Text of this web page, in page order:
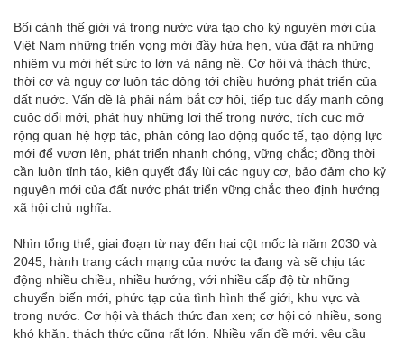
Bối cảnh thế giới và trong nước vừa tạo cho kỷ nguyên mới của
Việt Nam những triển vọng mới đầy hứa hẹn, vừa đặt ra những
nhiệm vụ mới hết sức to lớn và nặng nề. Cơ hội và thách thức,
thời cơ và nguy cơ luôn tác động tới chiều hướng phát triển của
đất nước. Vấn đề là phải nắm bắt cơ hội, tiếp tục đấy mạnh công
cuộc đổi mới, phát huy những lợi thế trong nước, tích cực mở
rộng quan hệ hợp tác, phân công lao động quốc tế, tạo động lực
mới để vươn lên, phát triển nhanh chóng, vững chắc; đồng thời
cần luôn tỉnh táo, kiên quyết đẩy lùi các nguy cơ, bảo đảm cho kỷ
nguyên mới của đất nước phát triển vững chắc theo định hướng
xã hội chủ nghĩa.
Nhìn tổng thể, giai đoạn từ nay đến hai cột mốc là năm 2030 và
2045, hành trang cách mạng của nước ta đang và sẽ chịu tác
động nhiều chiều, nhiều hướng, với nhiều cấp độ từ những
chuyển biến mới, phức tạp của tình hình thế giới, khu vực và
trong nước. Cơ hội và thách thức đan xen; cơ hội có nhiều, song
khó khăn, thách thức cũng rất lớn. Nhiều vấn đề mới, yêu cầu